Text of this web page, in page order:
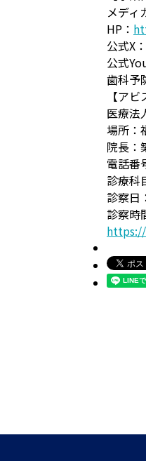
メディ
HP：
公式X：
公式
歯科予
【ア
医療法
場所：
院長：
電話番
診療科
診察日
診察時